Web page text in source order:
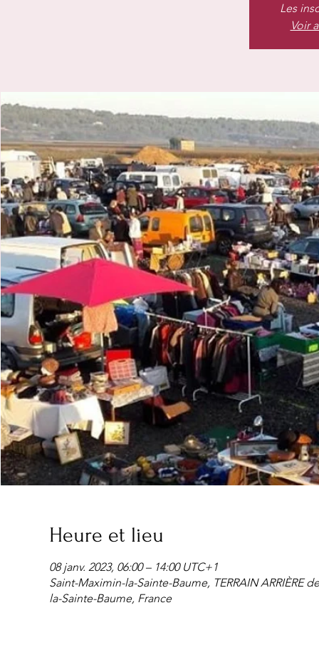
Les
Voir
Heure et lieu
08 janv. 2023, 06:00 – 14:00 UTC+1
Saint-Maximin-la-Sainte-Baume, TERRAIN ARRIÈRE
la-Sainte-Baume, France